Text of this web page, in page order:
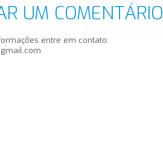
UM COMENTÁRIO
entre em contato: